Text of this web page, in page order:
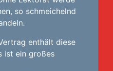
so schmeichelnd
enthält diese
ist ein großes